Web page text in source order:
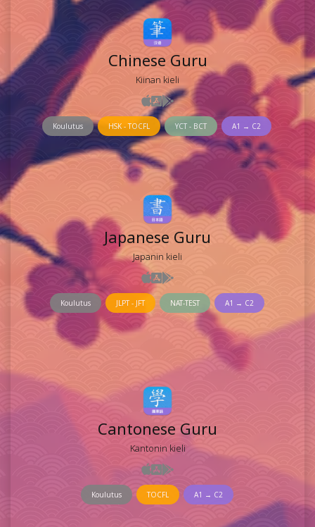
Chinese Guru
Kiinan kieli
Koulutus HSK - TOCFL YCT - BCT A1 → C2
Japanese Guru
Japanin kieli
Koulutus JLPT - JFT NAT-TEST A1 → C2
Cantonese Guru
Kantonin kieli
Koulutus TOCFL A1 → C2